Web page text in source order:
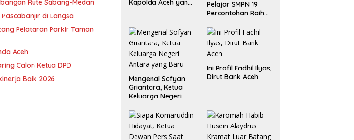
Rute Sabang-Medan
di Langsa
Pelataran Parkir Taman
Aceh
Calon Ketua DPD
Baik 2026
Kapolda Aceh yang
Pelajar SMPN 19
Percontohan Raih
Liga Olimpiade
Nasional
Mengenal Sofyan
Griantara, Ketua
Keluarga Negeri
Ini Profil Fadhil Ilyas,
Dirut Bank Aceh